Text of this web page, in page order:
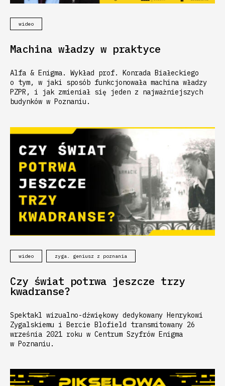
wideo
Machina władzy w praktyce
Alfa & Enigma. Wykład prof. Konrada Białeckiego
o tym, w jaki sposób funkcjonowała machina władzy
PZPR, i jak zmieniał się jeden z najważniejszych
budynków w Poznaniu.
wideo zyga. geniusz z poznania
Czy świat potrwa jeszcze trzy
kwadranse?
Spektakl wizualno-dźwiękowy dedykowany Henrykowi
Zygalskiemu i Bercie Blofield transmitowany 26
września 2021 roku w Centrum Szyfrów Enigma
w Poznaniu.